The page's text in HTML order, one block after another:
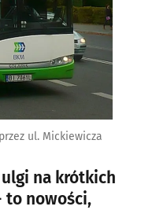
ul. Mickiewicza
na krótkich
to nowości,